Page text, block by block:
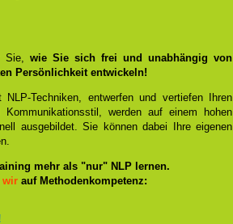
Sie, wie Sie sich frei und unabhängig von
Persönlichkeit entwickeln!
Techniken, entwerfen und vertiefen Ihren
werden auf einem hohen
ausgebildet. Sie können dabei Ihre eigenen
mehr als "nur" NLP lernen.
wir auf Methodenkompetenz: